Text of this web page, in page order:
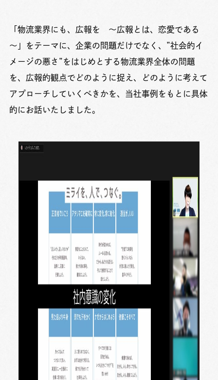
「物流業界にも、広報を ～広報とは、恋愛である
～」をテーマに、企業の問題だけでなく、”社会的イ
メージの悪さ”をはじめとする物流業界全体の問題
を、広報的観点でどのように捉え、どのように考えて
アプローチしていくべきかを、当社事例をもとに具体
的にお話いたしました。